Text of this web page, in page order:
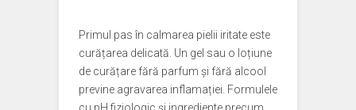
Primul pas în calmarea pielii iritate este
curățarea delicată. Un gel sau o loțiune
de curățare fără parfum și fără alcool
previne agravarea inflamației. Formulele